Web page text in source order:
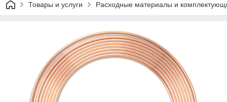
Товары и услуги Расходные материалы и